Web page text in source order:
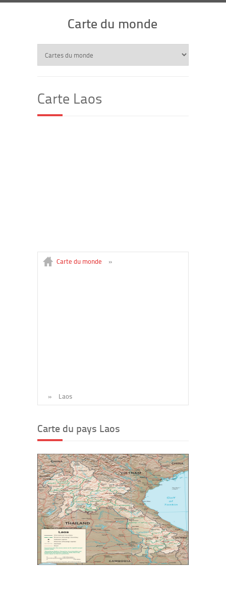
Carte du monde
Carte Laos
Carte du monde »
» Laos
Carte du pays Laos